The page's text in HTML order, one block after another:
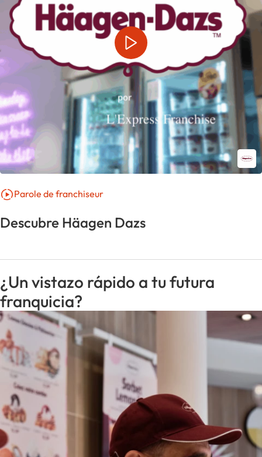
Descubre Häagen Dazs
Parole de franchiseur
¿Un vistazo rápido a tu futura
franquicia?